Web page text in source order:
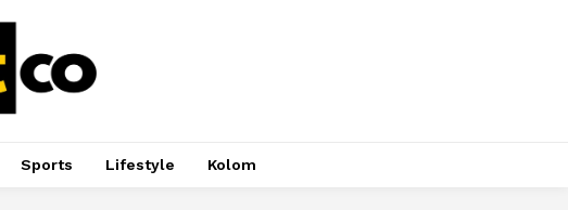
Sports Lifestyle Kolom